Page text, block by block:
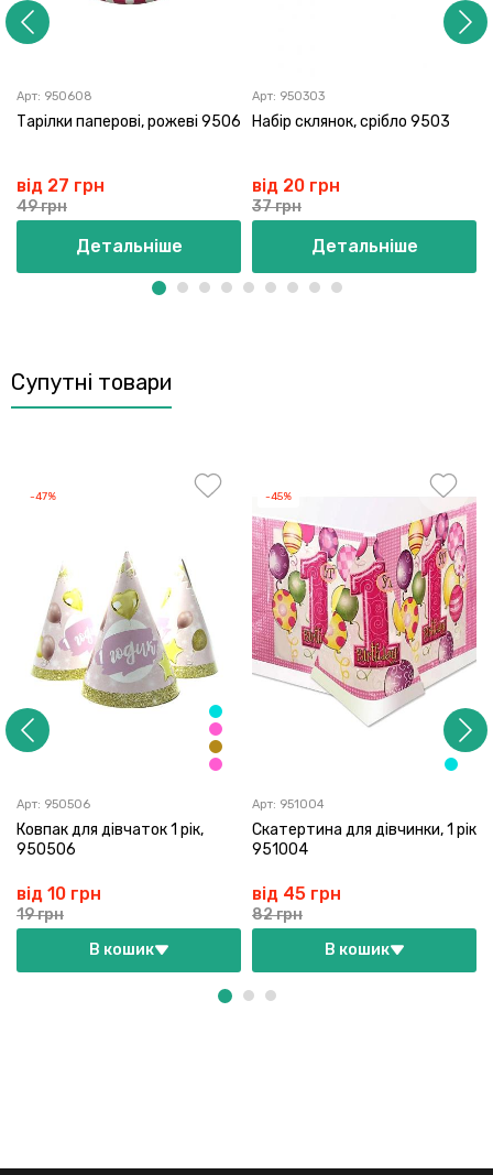
Арт: 950608
Тарілки паперові, рожеві 9506
від 27 грн
49 грн
Детальніше
Арт: 950303
Набір склянок, срібло 9503
від 20 грн
37 грн
Детальніше
Супутні товари
-47%
Арт: 950506
Ковпак для дівчаток 1 рік,
950506
від 10 грн
19 грн
В кошик
-45%
Арт: 951004
Скатертина для дівчинки, 1 рік
951004
від 45 грн
82 грн
В кошик